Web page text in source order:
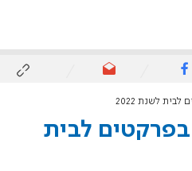
לשנת 2022
לבית